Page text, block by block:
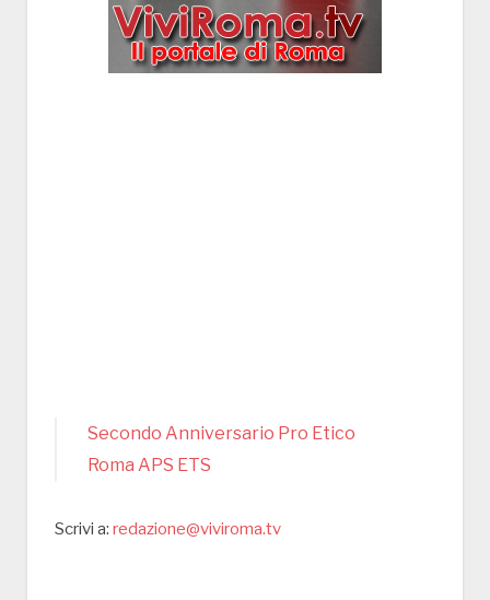
Secondo Anniversario Pro Etico
Roma APS ETS
Scrivi a: redazione@viviroma.tv